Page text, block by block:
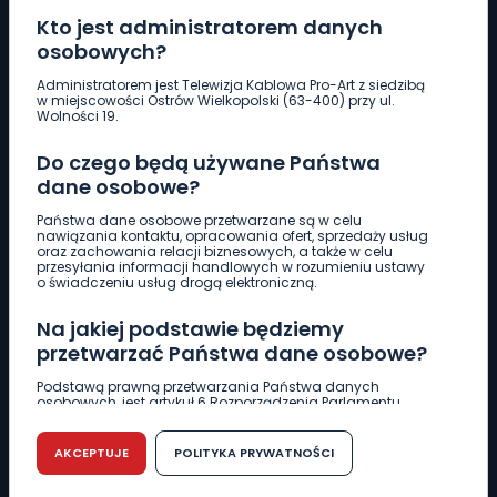
Kto jest administratorem danych
osobowych?
Administratorem jest Telewizja Kablowa Pro-Art z siedzibą
w miejscowości Ostrów Wielkopolski (63-400) przy ul.
Wolności 19.
Do czego będą używane Państwa
dane osobowe?
Państwa dane osobowe przetwarzane są w celu
nawiązania kontaktu, opracowania ofert, sprzedaży usług
oraz zachowania relacji biznesowych, a także w celu
przesyłania informacji handlowych w rozumieniu ustawy
o świadczeniu usług drogą elektroniczną.
Na jakiej podstawie będziemy
przetwarzać Państwa dane osobowe?
Podstawą prawną przetwarzania Państwa danych
osobowych, jest artykuł 6 Rozporządzenia Parlamentu
r. w sprawie ochrony osób fizycznych w związku z
przetwarzaniem danych osobowych w sprawie
swobodnego przepływu takich danych oraz uchylenia
dyrektywy 95/46/WE (RODO).
AKCEPTUJE POLITYKA PRYWATNOŚCI
Pobierz logotyp
661 997 997
REDAKCJA
62 735 22 22redakcja@wlkp24.info
DZIAŁ REKLAMY
62 735 01 85 reklama@wlkp24.info
WIADOMOŚCI
CIEKAWOSTKI